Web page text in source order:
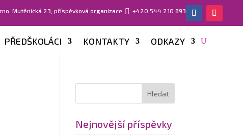
Mutěnická 23, příspěvková organizace  +420 544 210 893
PŘEDŠKOLÁCI KONTAKTY ODKAZY
Nejnovější příspěvky